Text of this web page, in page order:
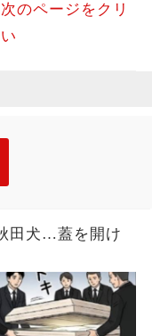
のページをクリ
田犬…蓋を開け